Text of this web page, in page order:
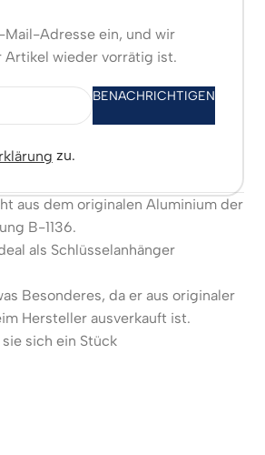
Mail-Adresse ein, und wir
wieder vorrätig ist.
BENACHRICHTIGEN
zu.
aus dem originalen Aluminium der
B-1136.
als Schlüsselanhänger
Besonderes, da er aus originaler
Hersteller ausverkauft ist.
sich ein Stück